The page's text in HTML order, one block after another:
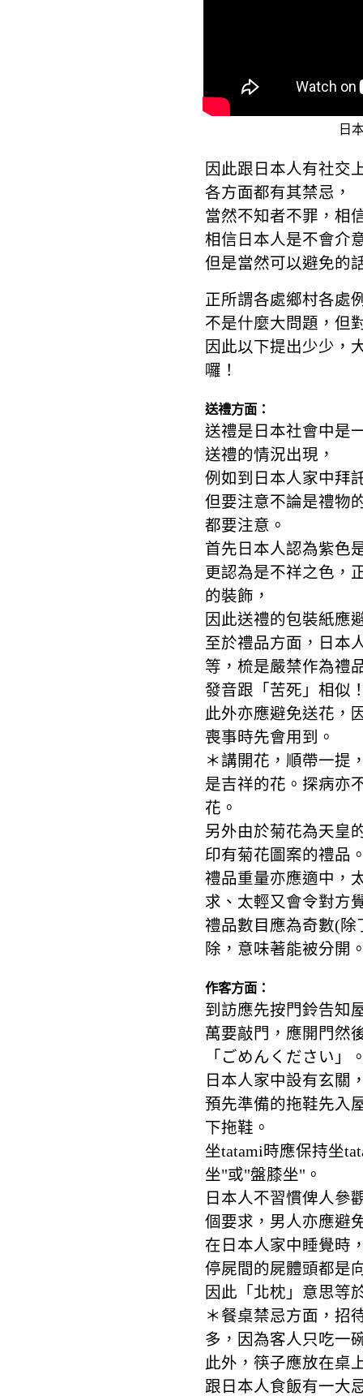
日
因此跟日本人有社交
各方面都有其禁忌，
當然不知者不罪，相
相信日本人是不會介
但是當然可以避免的
正所謂各處鄉村各處
不是什麼大問題，但
因此以下提出少少，
囉！
送禮方面：
送禮是日本社會中是
送禮的情況出現，
例如到日本人家中拜
但要注意不論是禮物
都要注意。
首先日本人認為紫色
更認為是不祥之色，
的裝飾，
因此送禮的包裝紙應
至於禮品方面，日本
等，梳是嚴禁作為禮
發音跟「苦死」相似
此外亦應避免送花，
喪事時先會用到。
＊講開花，順帶一提
是吉祥的花。探病亦
花。
另外由於菊花為天皇
印有菊花圖案的禮品
禮品重量亦應適中，
求、太輕又會令對方
禮品數目應為奇數(除
除，意味著能被分開
作客方面：
到訪應先按門鈴告知
萬要敲門，應開門然
「ごめんください」
日本人家中設有玄關
預先準備的拖鞋先入
下拖鞋。
坐tatami時應保持坐
坐"或"盤膝坐"。
日本人不習慣俾人參
個要求，男人亦應避
在日本人家中睡覺時
停屍間的屍體頭都是
因此「北枕」意思等
＊餐桌禁忌方面，招
多，因為客人只吃一
此外，筷子應放在桌
跟日本人食飯有一大